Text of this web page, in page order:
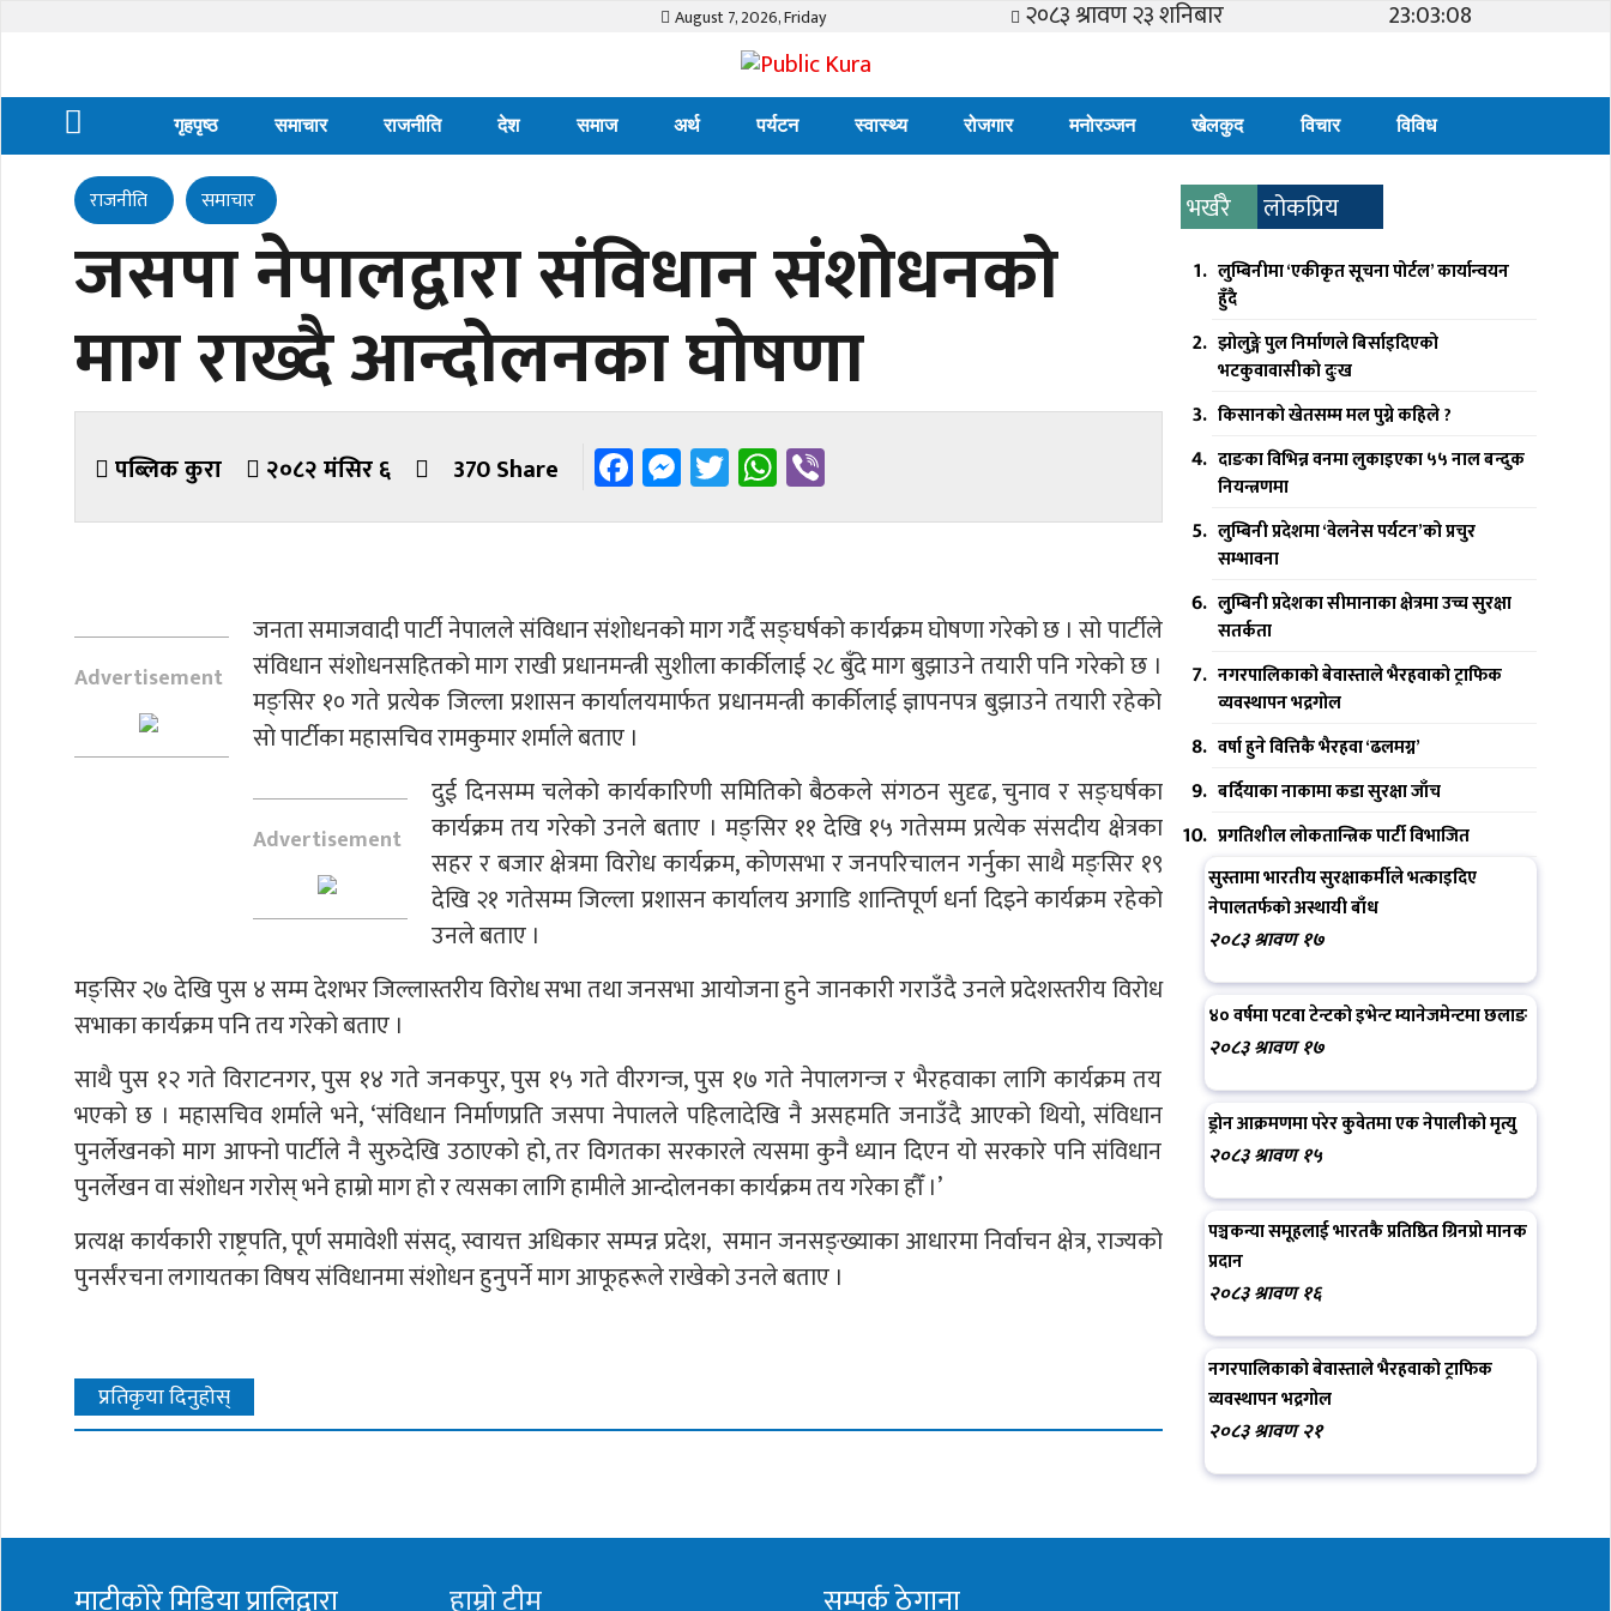
August 7, 2026, Friday २०८३ श्रावण २३ शनिबार 23:03:08
गृहपृष्ठ समाचार राजनीति देश समाज अर्थ पर्यटन स्वास्थ्य रोजगार मनोरञ्जन खेलकुद विचार विविध
राजनीति समाचार
जसपा नेपालद्वारा संविधान संशोधनको
माग राख्दै आन्दोलनका घोषणा
पब्लिक कुरा २०८२ मंसिर ६ 370 Share Facebook
Messenger
TwitterWhatsApp
Advertisement
जनता समाजवादी पार्टी नेपालले संविधान संशोधनको माग गर्दै सङ्घर्षको कार्यक्रम घोषणा गरेको छ । सो पार्टीले
संविधान संशोधनसहितको माग राखी प्रधानमन्त्री सुशीला कार्कीलाई २८ बुँदे माग बुझाउने तयारी पनि गरेको छ ।
मङ्सिर १० गते प्रत्येक जिल्ला प्रशासन कार्यालयमार्फत प्रधानमन्त्री कार्कीलाई ज्ञापनपत्र बुझाउने तयारी रहेको
सो पार्टीका महासचिव रामकुमार शर्माले बताए ।
Advertisement
दुई दिनसम्म चलेको कार्यकारिणी समितिको बैठकले संगठन सुदृढ, चुनाव र सङ्घर्षका
कार्यक्रम तय गरेको उनले बताए । मङ्सिर ११ देखि १५ गतेसम्म प्रत्येक संसदीय क्षेत्रका
सहर र बजार क्षेत्रमा विरोध कार्यक्रम, कोणसभा र जनपरिचालन गर्नुका साथै मङ्सिर १९
देखि २१ गतेसम्म जिल्ला प्रशासन कार्यालय अगाडि शान्तिपूर्ण धर्ना दिइने कार्यक्रम रहेको
उनले बताए ।
मङ्सिर २७ देखि पुस ४ सम्म देशभर जिल्लास्तरीय विरोध सभा तथा जनसभा आयोजना हुने जानकारी गराउँदै उनले प्रदेशस्तरीय विरोध
सभाका कार्यक्रम पनि तय गरेको बताए ।
साथै पुस १२ गते विराटनगर, पुस १४ गते जनकपुर, पुस १५ गते वीरगन्ज, पुस १७ गते नेपालगन्ज र भैरहवाका लागि कार्यक्रम तय
भएको छ । महासचिव शर्माले भने, ‘संविधान निर्माणप्रति जसपा नेपालले पहिलादेखि नै असहमति जनाउँदै आएको थियो, संविधान
पुनर्लेखनको माग आफ्नो पार्टीले नै सुरुदेखि उठाएको हो, तर विगतका सरकारले त्यसमा कुनै ध्यान दिएन यो सरकारे पनि संविधान
पुनर्लेखन वा संशोधन गरोस् भने हाम्रो माग हो र त्यसका लागि हामीले आन्दोलनका कार्यक्रम तय गरेका हौँ ।’
प्रत्यक्ष कार्यकारी राष्ट्रपति, पूर्ण समावेशी संसद्, स्वायत्त अधिकार सम्पन्न प्रदेश, समान जनसङ्ख्याका आधारमा निर्वाचन क्षेत्र, राज्यको
पुनर्संरचना लगायतका विषय संविधानमा संशोधन हुनुपर्ने माग आफूहरूले राखेको उनले बताए ।
प्रतिकृया दिनुहोस्
भर्खरै लोकप्रिय
लुम्बिनीमा ‘एकीकृत सूचना पोर्टल’ कार्यान्वयन
हुँदै
झोलुङ्गे पुल निर्माणले बिर्साइदिएको
भटकुवावासीको दुःख
किसानको खेतसम्म मल पुग्ने कहिले ?
दाङका विभिन्न वनमा लुकाइएका ५५ नाल बन्दुक
नियन्त्रणमा
लुम्बिनी प्रदेशमा ‘वेलनेस पर्यटन’को प्रचुर
सम्भावना
लुुम्बिनी प्रदेशका सीमानाका क्षेत्रमा उच्च सुरक्षा
सतर्कता
नगरपालिकाको बेवास्ताले भैरहवाको ट्राफिक
व्यवस्थापन भद्रगोल
वर्षा हुने वित्तिकै भैरहवा ‘ढलमग्न’
बर्दियाका नाकामा कडा सुरक्षा जाँच
प्रगतिशील लोकतान्त्रिक पार्टी विभाजित
सुस्तामा भारतीय सुरक्षाकर्मीले भत्काइदिए
नेपालतर्फको अस्थायी बाँध
२०८३ श्रावण १७
४० वर्षमा पटवा टेन्टको इभेन्ट म्यानेजमेन्टमा छलाङ
२०८३ श्रावण १७
ड्रोन आक्रमणमा परेर कुवेतमा एक नेपालीको मृत्यु
२०८३ श्रावण १५
पञ्चकन्या समूहलाई भारतकै प्रतिष्ठित ग्रिनप्रो मानक
प्रदान
२०८३ श्रावण १६
नगरपालिकाको बेवास्ताले भैरहवाको ट्राफिक
व्यवस्थापन भद्रगोल
२०८३ श्रावण २१
माटीकोरे मिडिया प्रालिद्वारा हाम्रो टीम सम्पर्क ठेगाना